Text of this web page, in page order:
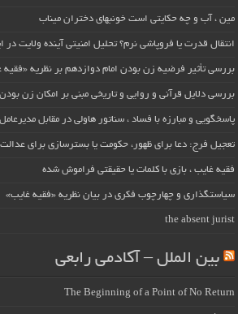
مین ، آب و چه حکایتی است خونبهای دختران میناب
انتقال قدرت یا فروپاشی نرم؟ تحلیل امنیتی آینده ولایت در
بررسی تأثیر فرضیه زن بودن امام دوازدهم بر نظریه «فقیه
بررسی دلایل قرآنی و روایی و تاریخی مبنی بر امکان زن
پاسخگویی و مبارزه با فساد ، سناتور هاولی در مقابل
تعجیل فرج: دعا برای ظهور، حکومت یا بسترسازی برای
فقیه غایب ، بازی با کلمات یا حقیقتی فراموش شده
سیاستگذاری و چهارچوب فکری در بیان نظریه «فقیه غایب»
the absent jurist
بین الملل – آکادمی رابعی
The Beginning of a Point of No Return